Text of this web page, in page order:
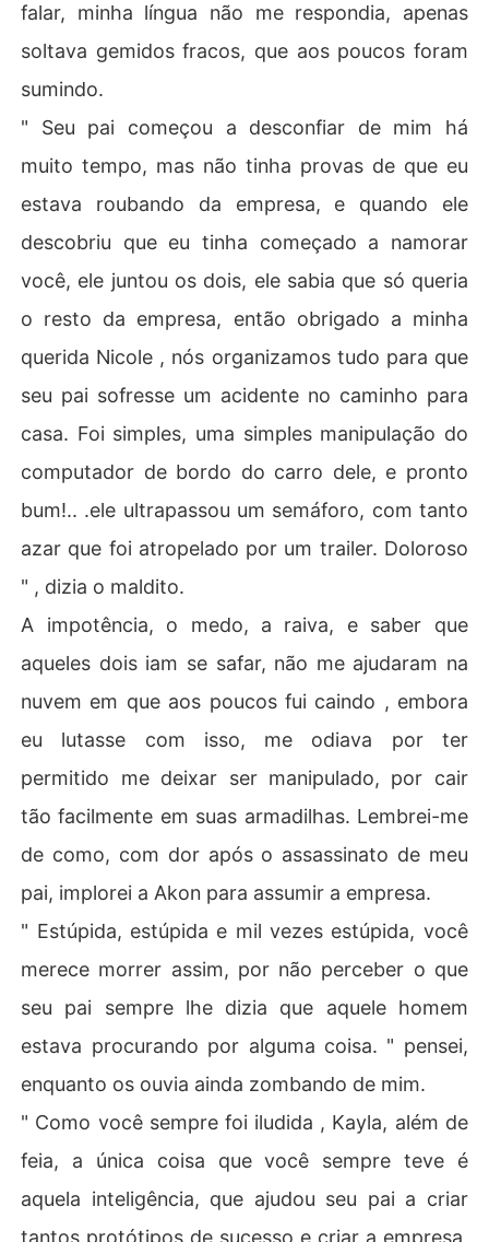
falar, minha língua não me respondia, apenas
soltava gemidos fracos, que aos poucos foram
sumindo.
" Seu pai começou a desconfiar de mim há
muito tempo, mas não tinha provas de que eu
estava roubando da empresa, e quando ele
descobriu que eu tinha começado a namorar
você, ele juntou os dois, ele sabia que só queria
o resto da empresa, então obrigado a minha
querida Nicole , nós organizamos tudo para que
seu pai sofresse um acidente no caminho para
casa. Foi simples, uma simples manipulação do
computador de bordo do carro dele, e pronto
bum!.. .ele ultrapassou um semáforo, com tanto
azar que foi atropelado por um trailer. Doloroso
" , dizia o maldito.
A impotência, o medo, a raiva, e saber que
aqueles dois iam se safar, não me ajudaram na
nuvem em que aos poucos fui caindo , embora
eu lutasse com isso, me odiava por ter
permitido me deixar ser manipulado, por cair
tão facilmente em suas armadilhas. Lembrei-me
de como, com dor após o assassinato de meu
pai, implorei a Akon para assumir a empresa.
" Estúpida, estúpida e mil vezes estúpida, você
merece morrer assim, por não perceber o que
seu pai sempre lhe dizia que aquele homem
estava procurando por alguma coisa. " pensei,
enquanto os ouvia ainda zombando de mim.
" Como você sempre foi iludida , Kayla, além de
feia, a única coisa que você sempre teve é
aquela inteligência, que ajudou seu pai a criar
tantos protótipos de sucesso e criar a empresa,